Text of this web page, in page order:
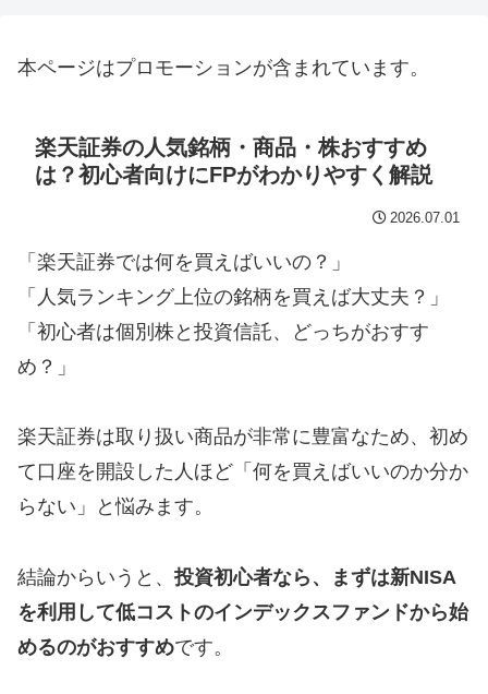
本ページはプロモーションが含まれています。
楽天証券の人気銘柄・商品・株おすすめ
は？初心者向けにFPがわかりやすく解説
2026.07.01
「楽天証券では何を買えばいいの？」
「人気ランキング上位の銘柄を買えば大丈夫？」
「初心者は個別株と投資信託、どっちがおすす
め？」
楽天証券は取り扱い商品が非常に豊富なため、初め
て口座を開設した人ほど「何を買えばいいのか分か
らない」と悩みます。
結論からいうと、投資初心者なら、まずは新NISA
を利用して低コストのインデックスファンドから始
めるのがおすすめです。